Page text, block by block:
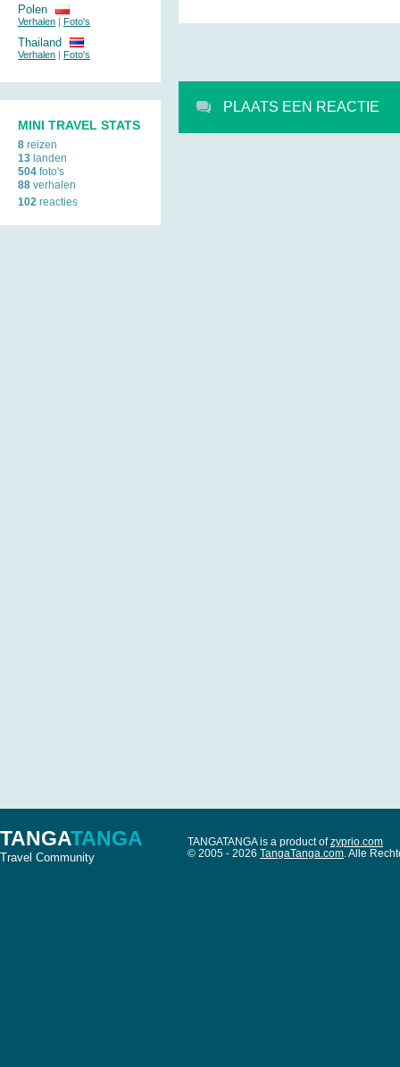
PLAATS EEN REACTIE
Polen
Verhalen | Foto's
Thailand
Verhalen | Foto's
MINI TRAVEL STATS
8 reizen
13 landen
504 foto's
88 verhalen
102 reacties
TANGATANGA
Travel Community
TANGATANGA is a product ofzyprio.com
© 2005 - 2026 TangaTanga.com . Alle